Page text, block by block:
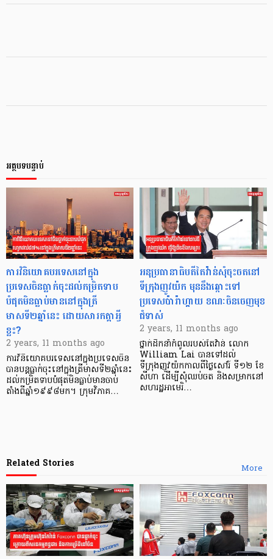
អត្ថបទបន្ទាប់
ការវិនិយោគបរទេសនៅក្នុង
ប្រទេសចិនធ្លាក់ចុះដល់កម្រិតទាប
បំផុតមិនធ្លាប់មាននៅក្នុងត្រី
មាសទី២ឆ្នាំនេះ ដោយសារកត្តាអ្វី
ខ្លះ?
2 years, 11 months ago
ការវិនិយោគបរទេសនៅក្នុងប្រទេសចិន
បានបន្តធ្លាក់ចុះនៅក្នុងត្រីមាសទី២ឆ្នាំនេះ
ដល់កម្រិតទាបបំផុតមិនធ្លាប់មានចាប់
តាំងពីឆ្នាំ១៩៩៨មក។ ក្រុមវិភាគ…
អនុប្រធានាធិបតីតៃវ៉ាន់សុំចុះចតនៅ
ទីក្រុងញូវយ៉ក មុននឹងឆ្ពោះទៅ
ប្រទេសប៉ារ៉ាហ្គាយ ខណៈចិនចេញមុខ
ជំទាស់
2 years, 11 months ago
ថ្នាក់ដឹកនាំកំពូលរបស់តៃវ៉ាន់ លោក
William Lai បានទៅដល់
ទីក្រុងញូវយ៉កកាលពីថ្ងៃសៅរ៍ ទី១២ ខែ
សីហា ដើម្បីសុំឈប់ចត និងសម្រាកនៅ
សហរដ្ឋអាមេរិ…
More
Related Stories